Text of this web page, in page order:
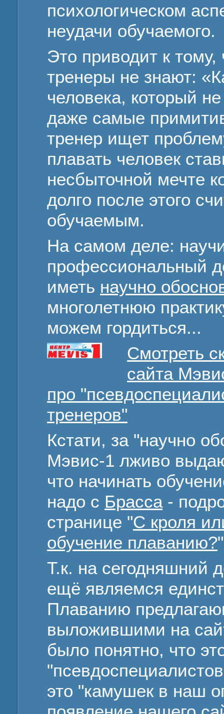
психологическом
неудачи обучаемого.
Это приводит к тому,
тренеры не знают:
человека, который
даже самые
тренер ищет
плавать человек
несбыточной мечте
долго после этого
обучаемым.
На самом деле:
профессиональный
иметь научно
многолетнюю
можем гордиться...
Смотреть
сайта
про
тренеров"
Кстати, за "научно
Мэвис-1 лживо
что начинать
надо с Брасса-
странице "С кроля
обучение плаванию?"
Т.к. на сегодняшний
ещё являемся
Плаванию
выложившими на
было понятно, что
это "камушек в наш